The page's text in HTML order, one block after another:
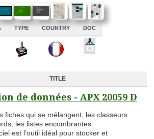
TYPE COUNTRY DOC
TITLE
de données - APX 20059 D
fiches qui se mélangent, les classeurs
les listes encombrantes.
est l’outil idéal pour stocker et